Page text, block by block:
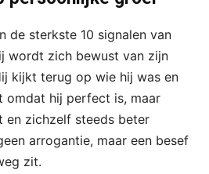
de sterkste 10 signalen van
wordt zich bewust van zijn
kijkt terug op wie hij was en
omdat hij perfect is, maar
en zichzelf steeds beter
arrogantie, maar een besef
zit.